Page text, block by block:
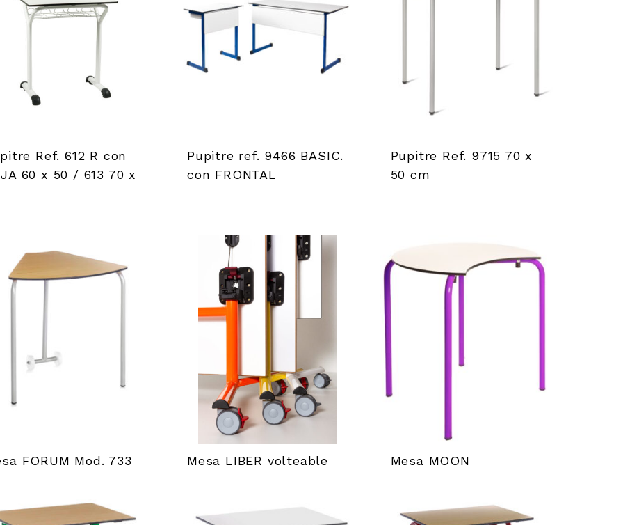
Ref. 612 R con
60 x 50 / 613 70 x
Pupitre ref. 9466 BASIC.
con FRONTAL
Pupitre Ref. 9715 70 x
50 cm
FORUM Mod. 733 Mesa LIBER volteable Mesa MOON